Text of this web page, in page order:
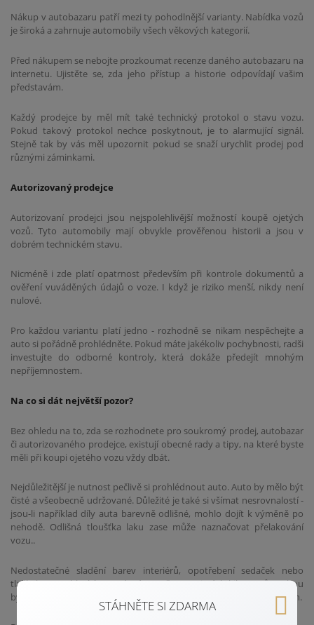
Nákup v autobazaru patří mezi ty pohodlnější varianty. Nabídka vozů
je široká a zahrnuje automobily všech věkových kategorií.
Před nákupem se nebojte prozkoumat recenze daného autobazaru na
internetu. Ujistěte se, zda jeho přístup a historie odpovídají vašim
představám.
Každý prodejce by měl mít také technický protokol o stavu vozu.
Pokud takový protokol nechce poskytnout, je to alarmující signál.
Stejně tak by vás měl upozornit pokud se snaží urychlit prodej pod
různými záminkami.
Autorizovaný prodejce
Autorizovaní prodejci jsou nejspolehlivější možností koupě ojetých
vozů. Tyto automobily mají obvykle prověřenou historii a jsou v
dobrém technickém stavu.
Nicméně i zde platí opatrnost především při kontrole dokumentů a
ověření vuváděných údajů o voze. I když je riziko menší, nikdy není
nulové.
Pro každou variantu platí jedno - rozhodně se nikam nespěchejte a
auto si pořádně prohlédněte. Pokud máte jakékoliv pochybnosti, radši
investujte do odborné kontroly, která dokáže předejít mnohým
nepříjemnostem.
Na co si dát největší pozor?
Bez ohledu na to, zda se rozhodnete pro soukromý prodej, autobazar
či autorizovaného prodejce, existují obecné rady a tipy, na které byste
měli při koupi ojetého vozu vždy dbát.
Nejdůležitější je nutnost pečlivě si prohlédnout auto. Auto by mělo být
čisté a všeobecně udržované. Důležité je také si všímat nesrovnalostí -
jsou-li například díly auta barevně odlišné, mohlo dojít k výměně po
nehodě. Odlišná tloušťka laku zase může naznačovat přelakování
vozu..
Nedostatečné sladění barev interiérů, opotřebení sedaček nebo
tlačítek nesouhlasící s uvedeným počtem najetých kilometrů mohou
být signálem zvýšeného opotřebení nebo manipulace s tachometrem.
STÁHNĚTE SI ZDARMA